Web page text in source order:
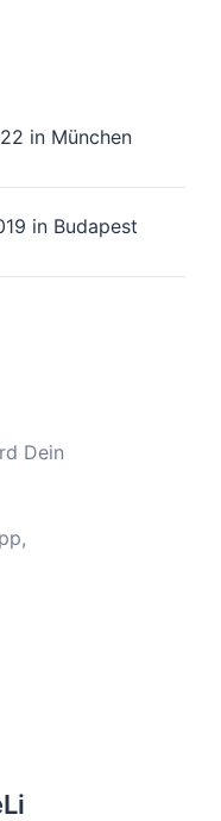
in München
in Budapest
Dein